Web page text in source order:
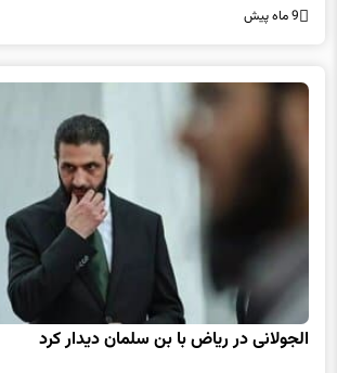
9 ماه پیش
الجولانی در ریاض با بن سلمان دیدار کرد